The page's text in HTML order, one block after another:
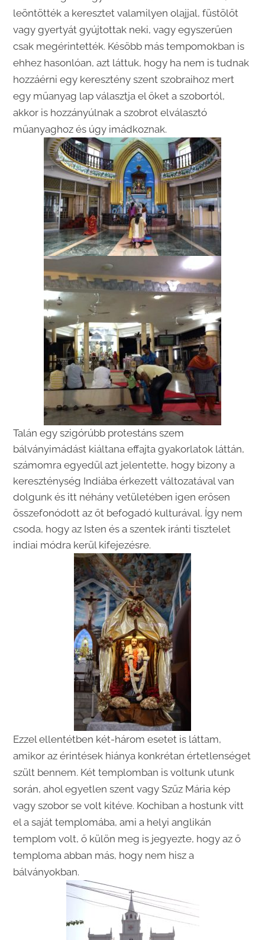
leöntötték a keresztet valamilyen olajjal, füstölőt
vagy gyertyát gyújtottak neki, vagy egyszerűen
csak megérintették. Késöbb más tempomokban is
ehhez hasonlóan, azt láttuk, hogy ha nem is tudnak
hozzáérni egy keresztény szent szobraihoz mert
egy műanyag lap választja el őket a szobortól,
akkor is hozzányúlnak a szobrot elválasztó
műanyaghoz és úgy imádkoznak.
Talán egy szigórúbb protestáns szem
bálványimádást kiáltana effajta gyakorlatok láttán,
számomra egyedül azt jelentette, hogy bizony a
kereszténység Indiába érkezett változatával van
dolgunk és itt néhány vetületében igen erősen
összefonódott az őt befogadó kulturával. Így nem
csoda, hogy az Isten és a szentek iránti tisztelet
indiai módra kerül kifejezésre.
Ezzel ellentétben két-három esetet is láttam,
amikor az érintések hiánya konkrétan értetlenséget
szült bennem. Két templomban is voltunk utunk
során, ahol egyetlen szent vagy Szűz Mária kép
vagy szobor se volt kitéve. Kochiban a hostunk vitt
el a saját templomába, ami a helyi anglikán
templom volt, ő külön meg is jegyezte, hogy az ő
temploma abban más, hogy nem hisz a
bálványokban.